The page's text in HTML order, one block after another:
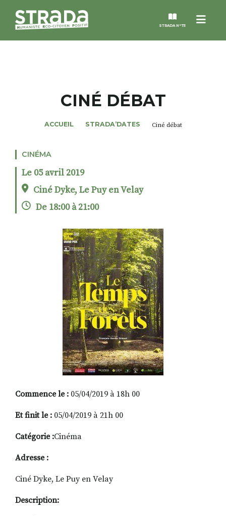
Menu
STRADA N°73
MAGAZINES
NOS THÈMES
STRADA’DATES
ROSÉE DE MAI
RECHERCHER
S'ABONNER
S'INSCRIRE À LA NEWSLETTER
FACEBOOKINSTAGRAM
LINKEDINYOUTUBE
CINÉ DÉBAT
ACCUEIL STRADA’DATES Ciné débat
CINÉMA
Le 05 avril 2019
Ciné Dyke, Le Puy en Velay
De 18:00 à 21:00
Commence le : 05/04/2019 à 18h 00
Et finit le : 05/04/2019 à 21h 00
Catégorie :Cinéma
Adresse :
Ciné Dyke, Le Puy en Velay
Description: